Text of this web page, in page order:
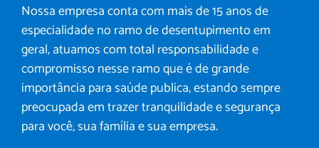
Nossa empresa conta com mais de 15 anos de
especialidade no ramo de desentupimento em
geral, atuamos com total responsabilidade e
compromisso nesse ramo que é de grande
importância para saúde publica, estando sempre
preocupada em trazer tranquilidade e segurança
para você, sua família e sua empresa.